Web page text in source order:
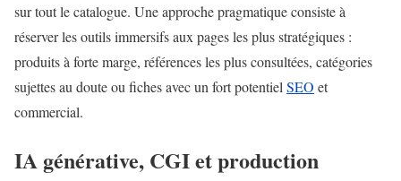
sur tout le catalogue. Une approche pragmatique consiste à
réserver les outils immersifs aux pages les plus stratégiques :
produits à forte marge, références les plus consultées, catégories
sujettes au doute ou fiches avec un fort potentiel SEO et
commercial.
IA générative, CGI et production